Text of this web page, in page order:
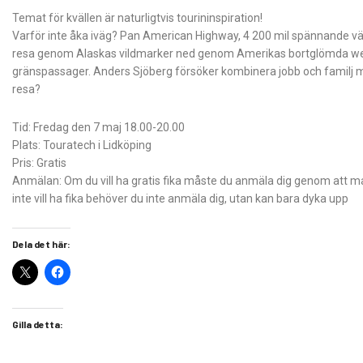
Temat för kvällen är naturligtvis tourininspiration!
Varför inte åka iväg? Pan American Highway, 4 200 mil spännande
resa genom Alaskas vildmarker ned genom Amerikas bortglömda
gränspassager. Anders Sjöberg försöker kombinera jobb och familj
resa?
Tid: Fredag den 7 maj 18.00-20.00
Plats: Touratech i Lidköping
Pris: Gratis
Anmälan: Om du vill ha gratis fika måste du anmäla dig genom att
inte vill ha fika behöver du inte anmäla dig, utan kan bara dyka upp
Dela det här:
Gilla detta: